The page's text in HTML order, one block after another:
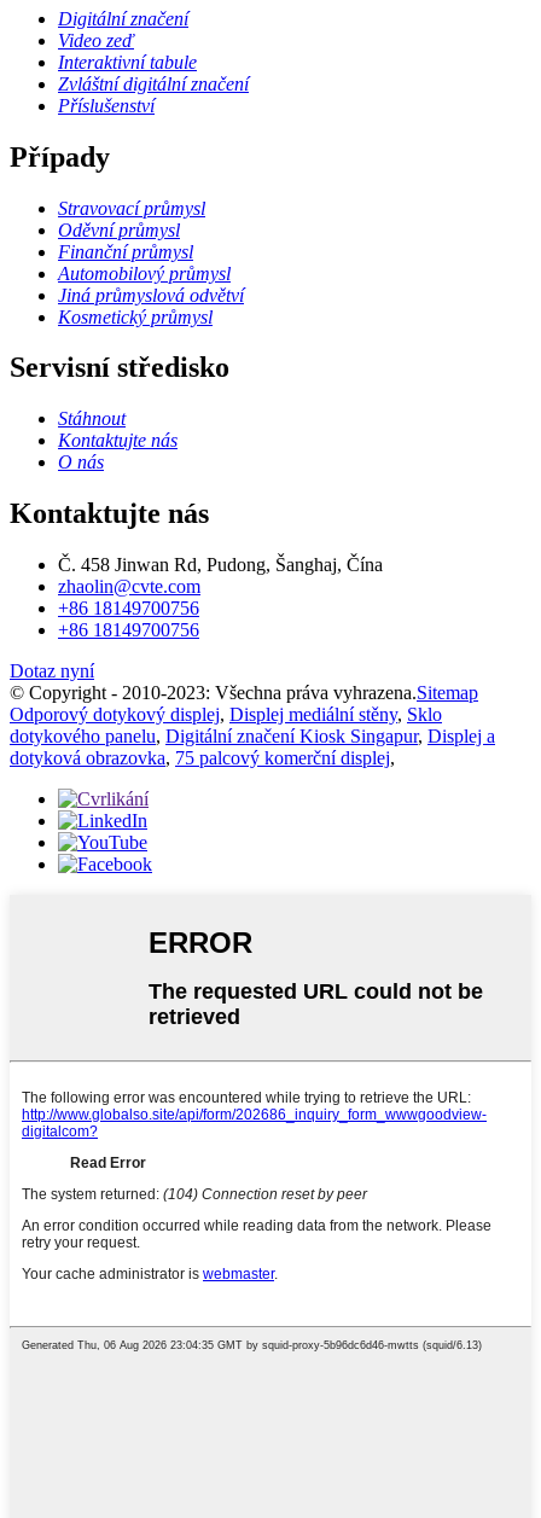
Digitální značení
Video zeď
Interaktivní tabule
Zvláštní digitální značení
Příslušenství
Případy
Stravovací průmysl
Oděvní průmysl
Finanční průmysl
Automobilový průmysl
Jiná průmyslová odvětví
Kosmetický průmysl
Servisní středisko
Stáhnout
Kontaktujte nás
O nás
Kontaktujte nás
Č. 458 Jinwan Rd, Pudong, Šanghaj, Čína
zhaolin@cvte.com
+86 18149700756
+86 18149700756
Dotaz nyní
© Copyright - 2010-2023: Všechna práva vyhrazena.Sitemap
Odporový dotykový displej, Displej mediální stěny, Sklo
dotykového panelu, Digitální značení Kiosk Singapur, Displej a
dotyková obrazovka, 75 palcový komerční displej,